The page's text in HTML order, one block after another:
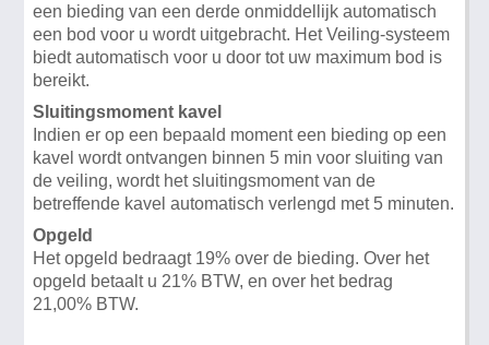
een bieding van een derde onmiddellijk automatisch
een bod voor u wordt uitgebracht. Het Veiling-systeem
biedt automatisch voor u door tot uw maximum bod is
bereikt.
Sluitingsmoment kavel
Indien er op een bepaald moment een bieding op een
kavel wordt ontvangen binnen 5 min voor sluiting van
de veiling, wordt het sluitingsmoment van de
betreffende kavel automatisch verlengd met 5 minuten.
Opgeld
Het opgeld bedraagt 19% over de bieding. Over het
opgeld betaalt u 21% BTW, en over het bedrag
21,00% BTW.